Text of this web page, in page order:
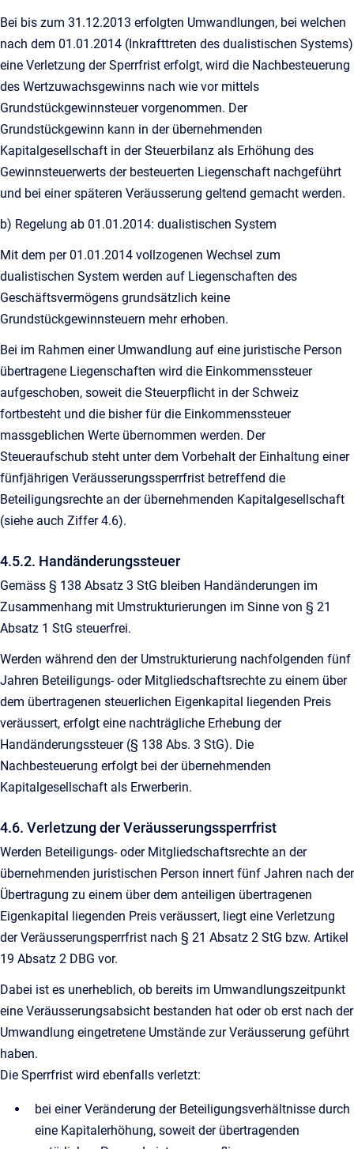
Bei bis zum 31.12.2013 erfolgten Umwandlungen, bei welchen
nach dem 01.01.2014 (Inkrafttreten des dualistischen Systems)
eine Verletzung der Sperrfrist erfolgt, wird die Nachbesteuerung
des Wertzuwachsgewinns nach wie vor mittels
Grundstückgewinnsteuer vorgenommen. Der
Grundstückgewinn kann in der übernehmenden
Kapitalgesellschaft in der Steuerbilanz als Erhöhung des
Gewinnsteuerwerts der besteuerten Liegenschaft nachgeführt
und bei einer späteren Veräusserung geltend gemacht werden.
b) Regelung ab 01.01.2014: dualistischen System
Mit dem per 01.01.2014 vollzogenen Wechsel zum
dualistischen System werden auf Liegenschaften des
Geschäftsvermögens grundsätzlich keine
Grundstückgewinnsteuern mehr erhoben.
Bei im Rahmen einer Umwandlung auf eine juristische Person
übertragene Liegenschaften wird die Einkommenssteuer
aufgeschoben, soweit die Steuerpflicht in der Schweiz
fortbesteht und die bisher für die Einkommenssteuer
massgeblichen Werte übernommen werden. Der
Steueraufschub steht unter dem Vorbehalt der Einhaltung einer
fünfjährigen Veräusserungssperrfrist betreffend die
Beteiligungsrechte an der übernehmenden Kapitalgesellschaft
(siehe auch Ziffer 4.6).
4.5.2. Handänderungssteuer
Gemäss § 138 Absatz 3 StG bleiben Handänderungen im
Zusammenhang mit Umstrukturierungen im Sinne von § 21
Absatz 1 StG steuerfrei.
Werden während den der Umstrukturierung nachfolgenden fünf
Jahren Beteiligungs- oder Mitgliedschaftsrechte zu einem über
dem übertragenen steuerlichen Eigenkapital liegenden Preis
veräussert, erfolgt eine nachträgliche Erhebung der
Handänderungssteuer (§ 138 Abs. 3 StG). Die
Nachbesteuerung erfolgt bei der übernehmenden
Kapitalgesellschaft als Erwerberin.
4.6. Verletzung der Veräusserungssperrfrist
Werden Beteiligungs- oder Mitgliedschaftsrechte an der
übernehmenden juristischen Person innert fünf Jahren nach der
Übertragung zu einem über dem anteiligen übertragenen
Eigenkapital liegenden Preis veräussert, liegt eine Verletzung
der Veräusserungsperrfrist nach § 21 Absatz 2 StG bzw. Artikel
19 Absatz 2 DBG vor.
Dabei ist es unerheblich, ob bereits im Umwandlungszeitpunkt
eine Veräusserungsabsicht bestanden hat oder ob erst nach der
Umwandlung eingetretene Umstände zur Veräusserung geführt
haben.
Die Sperrfrist wird ebenfalls verletzt:
bei einer Veränderung der Beteiligungsverhältnisse durch
eine Kapitalerhöhung, soweit der übertragenden